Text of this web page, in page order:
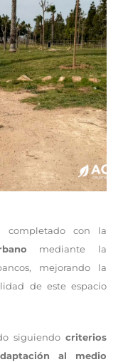
completado con la
mediante la
mejorando la
de este espacio
siguiendo criterios
al medio